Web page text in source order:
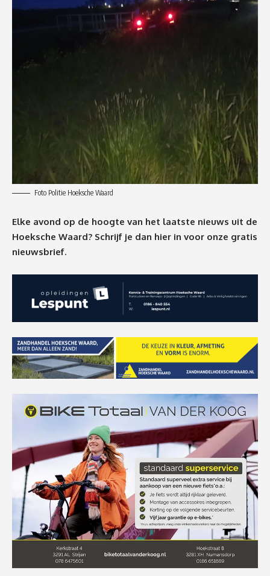
Foto Politie Hoeksche Waard
Elke avond op de hoogte van het laatste nieuws uit de
Hoeksche Waard? Schrijf je dan hier in voor onze gratis
nieuwsbrief.